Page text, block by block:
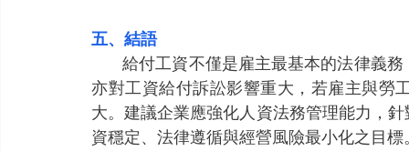
五、結語
           給付工資不僅是雇主最基本的法律義務，更牽涉到勞動權益的核心保障。而民事時效制度
亦對工資給付訴訟影響重大，若雇主與勞
大。建議企業應強化人資法務管理能力，
資穩定、法律遵循與經營風險最小化之目標